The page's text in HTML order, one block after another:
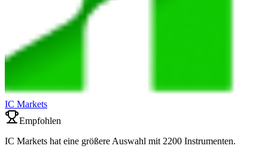
IC Markets
Empfohlen
IC Markets hat eine größere Auswahl mit 2200 Instrumenten.